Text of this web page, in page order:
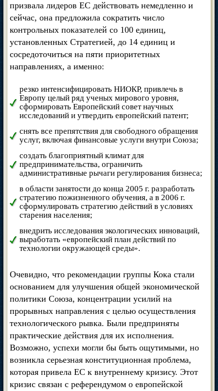
призвала лидеров ЕС действовать немедленно и
сейчас, она предложила сократить число
контрольных показателей со 100 единиц,
установленных Стратегией, до 14 единиц и
сосредоточиться на пяти приоритетных
направлениях, а именно:
резко интенсифицировать НИОКР, привлечь в
Европу целый ряд ученых мирового уровня,
сформировать Европейский совет научных
исследований и утвердить европейский патент;
снять все препятствия для свободного обращения
услуг, включая финансовые услуги внутри Союза;
создать благоприятный климат для
предпринимательства, ограничить
административные рычаги регулирования бизнеса;
в области занятости до конца 2005 г. разработать
стратегию пожизненного обучения, а в 2006 г.
сформулировать стратегию действий в условиях
старения населения;
внедрить исследования экологических инноваций,
выработать «европейский план действий по
технологии окружающей среды».
Очевидно, что рекомендации группы Кока стали
основанием для улучшения общей экономической
политики Союза, концентрации усилий на
прорывных направления с целью осуществления
технологического рывка. Были предприняты
практические действия для их исполнения.
Возможно, успехи могли бы быть ощутимыми, но
возникла серьезная конституционная проблема,
которая привела ЕС к внутреннему кризису. Этот
кризис связан с референдумом о европейской